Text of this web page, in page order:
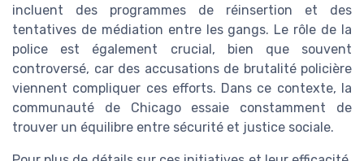
incluent des programmes de réinsertion et des
tentatives de médiation entre les gangs. Le rôle de la
police est également crucial, bien que souvent
controversé, car des accusations de brutalité policière
viennent compliquer ces efforts. Dans ce contexte, la
communauté de Chicago essaie constamment de
trouver un équilibre entre sécurité et justice sociale.